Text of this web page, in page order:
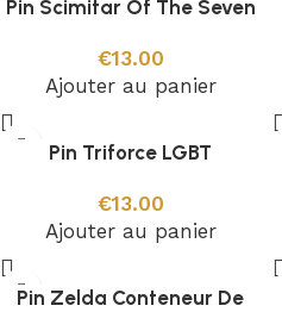
Pin Scimitar Of The Seven
€13.00
Ajouter au panier
Pin Triforce LGBT
€13.00
Ajouter au panier
Pin Zelda Conteneur De